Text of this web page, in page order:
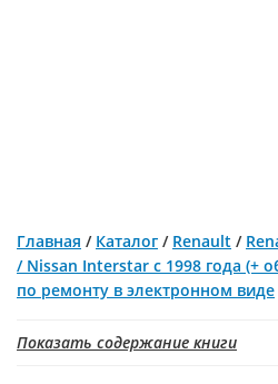
Главная / Каталог / Renault /
/ Nissan Interstar с 1998 года (+
по ремонту в электронном виде
Показать содержание книги